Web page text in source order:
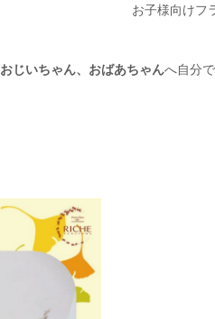
お子様向けフ
おじいちゃん、おばあちゃんへ自分